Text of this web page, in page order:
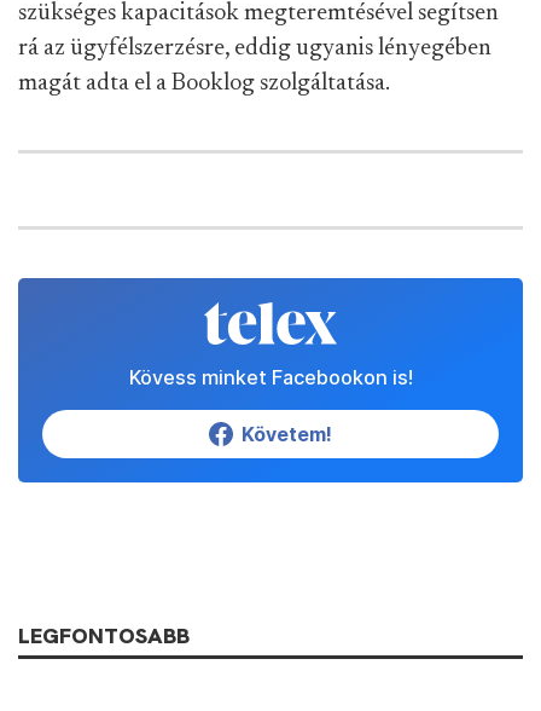
szükséges kapacitások megteremtésével segítsen
rá az ügyfélszerzésre, eddig ugyanis lényegében
magát adta el a Booklog szolgáltatása.
Kövess minket Facebookon is!
Követem!
LEGFONTOSABB